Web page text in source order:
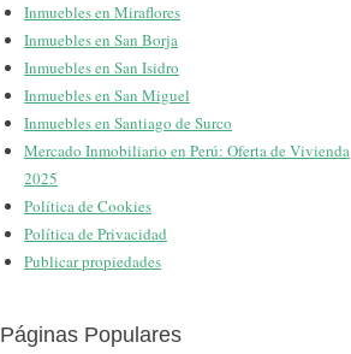
Inmuebles en Miraflores
Inmuebles en San Borja
Inmuebles en San Isidro
Inmuebles en San Miguel
Inmuebles en Santiago de Surco
Mercado Inmobiliario en Perú: Oferta de Vivienda
2025
Política de Cookies
Política de Privacidad
Publicar propiedades
Páginas Populares